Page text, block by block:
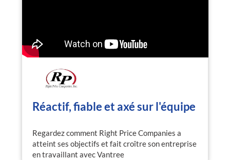
Réactif, fiable et axé sur l'équipe
Regardez comment Right Price Companies a
atteint ses objectifs et fait croître son entreprise
en travaillant avec Vantree